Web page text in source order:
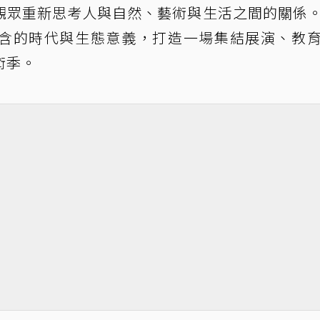
重新思考人與自然、藝術與生活之間的關係
的時代與生態意義，打造一場集結展演、教
。